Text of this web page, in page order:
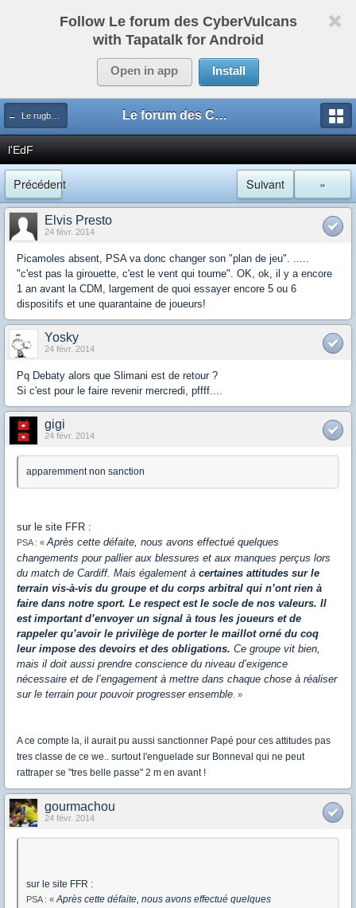
Follow Le forum des CyberVulcans
with Tapatalk for Android
Open in app Install
← Le rugby international Le forum des CyberVulcans
l'EdF
Précédent »
Suivant
Elvis Presto
24 févr. 2014
Picamoles absent, PSA va donc changer son "plan de jeu". .....
"c'est pas la girouette, c'est le vent qui tourne". OK, ok, il y a encore
1 an avant la CDM, largement de quoi essayer encore 5 ou 6
dispositifs et une quarantaine de joueurs!
Yosky
24 févr. 2014
Pq Debaty alors que Slimani est de retour ?
Si c'est pour le faire revenir mercredi, pffff....
gigi
24 févr. 2014
apparemment non sanction
sur le site FFR :
PSA : « Après cette défaite, nous avons effectué quelques
changements pour pallier aux blessures et aux manques perçus lors
du match de Cardiff. Mais également à certaines attitudes sur le
terrain vis-à-vis du groupe et du corps arbitral qui n’ont rien à
faire dans notre sport. Le respect est le socle de nos valeurs. Il
est important d’envoyer un signal à tous les joueurs et de
rappeler qu’avoir le privilège de porter le maillot orné du coq
leur impose des devoirs et des obligations. Ce groupe vit bien,
mais il doit aussi prendre conscience du niveau d’exigence
nécessaire et de l’engagement à mettre dans chaque chose à réaliser
sur le terrain pour pouvoir progresser ensemble . »
A ce compte la, il aurait pu aussi sanctionner Papé pour ces attitudes pas
tres classe de ce we.. surtout l'enguelade sur Bonneval qui ne peut
rattraper se "tres belle passe" 2 m en avant !
gourmachou
24 févr. 2014
sur le site FFR :
PSA : « Après cette défaite, nous avons effectué quelques